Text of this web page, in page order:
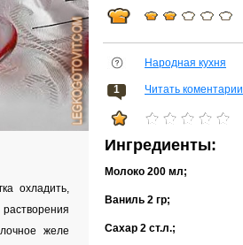
охладить,
желе
Народная кухня
1 Читать коментарии
Ингредиенты:
Молоко 200 мл;
Ваниль 2 гр;
Сахар 2 ст.л.;